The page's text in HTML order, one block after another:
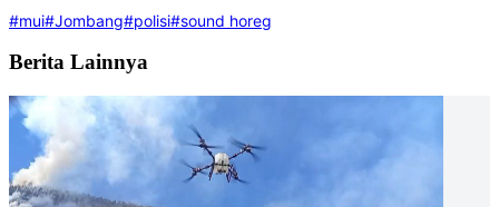
#mui#Jombang#polisi#sound horeg
Berita Lainnya